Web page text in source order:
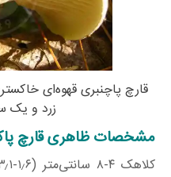
قارچ پاچنبری قهوه‌ای
زرد و یک
مشخصات ظاهری قارچ